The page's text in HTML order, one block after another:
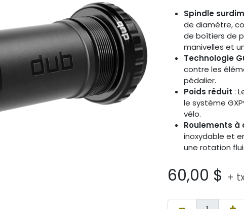
Spindle
de diamètre,
de boîtiers de
manivelles et
Technologie
contre les
pédalier.
Poids réduit :
le système
vélo.
Roulements à
inoxydable et
une rotation
60,00 $ +